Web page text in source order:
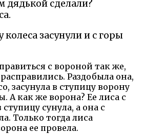
дядькой сделали?
колеса засунули и с горы
с вороной так же,
Раздобыла она,
засунула в ступицу ворону
А как же ворона? Ее лиса с
сунула, а она с
Только тогда лиса
ее провела.